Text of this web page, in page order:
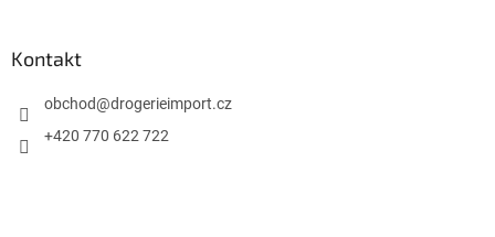
Kontakt
obchod@drogerieimport.cz
+420 770 622 722